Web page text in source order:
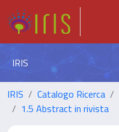
IRIS
IRIS Catalogo Ricerca
1.5 Abstract in rivista